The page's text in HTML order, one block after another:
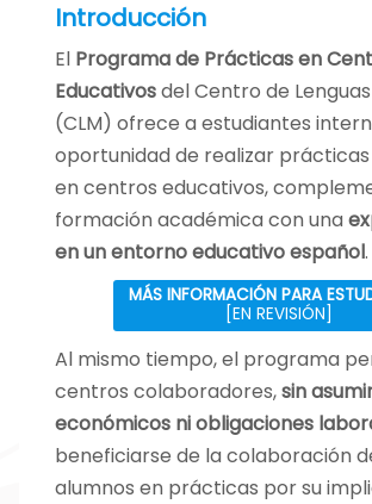
Introducción
El Programa de Prácticas en
Educativosdel Centro de
(CLM) ofrece a estudiantes
oportunidad de realizar
en centros educativos,
formación académica con una
en un entorno educativo español.
MÁS INFORMACIÓN PARA
[EN REVISIÓN]
Al mismo tiempo, el programa
centros colaboradores,sin
económicos ni obligaciones
beneficiarse de la colaboración
alumnos en prácticas por su